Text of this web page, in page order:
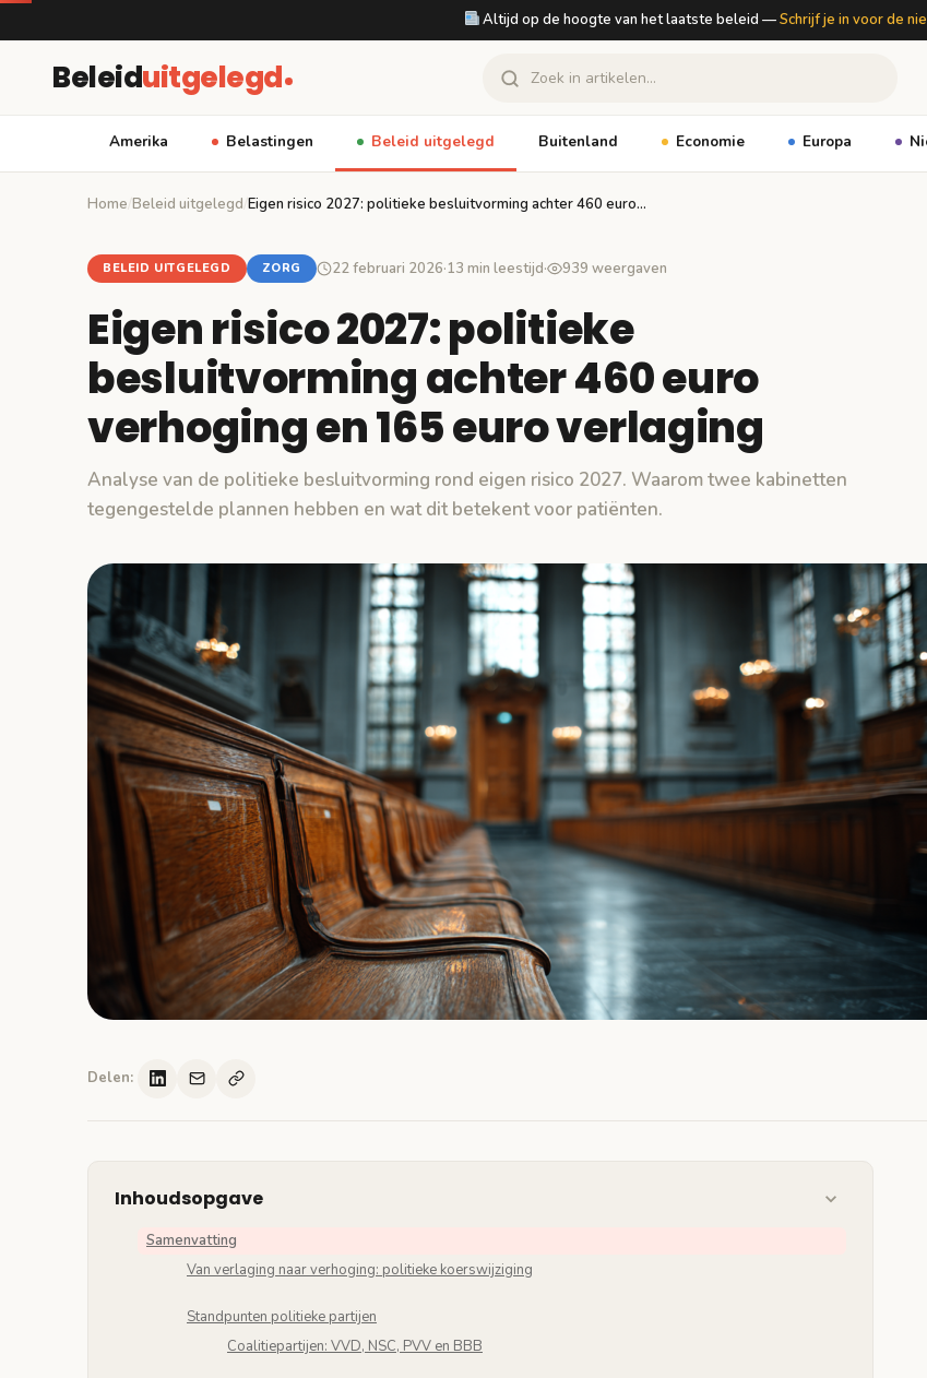
Altijd op de hoogte van het laatste beleid —Schrijf je in voor de
Beleiduitgelegd
Amerika Belastingen Beleid uitgelegd Buitenland Economie Europa
Home Beleid uitgelegd Eigen risico 2027: politieke besluitvorming achter 460 euro…
BELEID UITGELEGD ZORG 22 februari 2026·13 min leestijd· 939 weergaven
Eigen risico 2027: politieke
besluitvorming achter 460 euro
verhoging en 165 euro verlaging
Analyse van de politieke besluitvorming rond eigen risico 2027. Waarom twee kabinetten
tegengestelde plannen hebben en wat dit betekent voor patiënten.
Delen:
Inhoudsopgave
Samenvatting
Van verlaging naar verhoging: politieke koerswijziging
Standpunten politieke partijen
Coalitiepartijen: VVD, NSC, PVV en BBB